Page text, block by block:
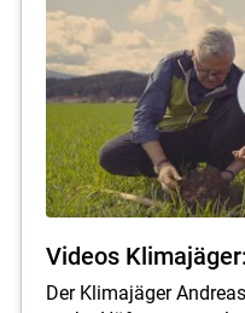
Videos Klimajäger:
Der Klimajäger